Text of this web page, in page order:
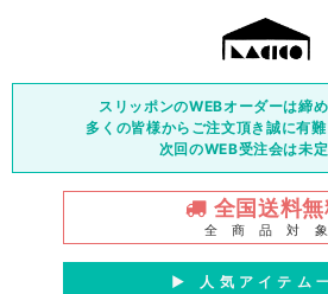
スリッポンのWEBオーダーは締め
多くの皆様からご注文頂き誠に有難
次回のWEB受注会は未定
全国送料
全 商 品 対 象
▶︎ 人 気 ア イ テ ム